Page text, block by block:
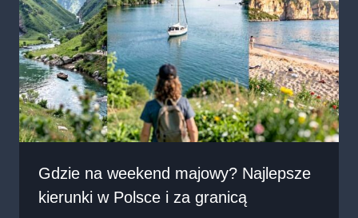
Gdzie na weekend majowy? Najlepsze
kierunki w Polsce i za granicą